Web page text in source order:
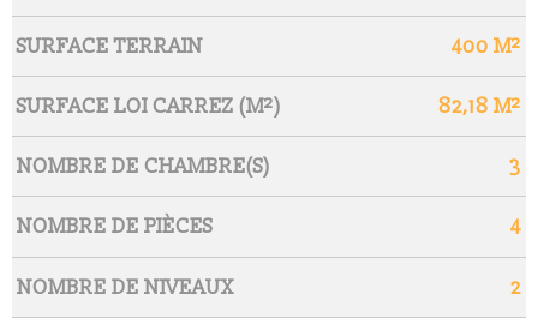
SURFACE TERRAIN 400 M²
SURFACE LOI CARREZ (M²) 82,18 M²
NOMBRE DE CHAMBRE(S) 3
NOMBRE DE PIÈCES 4
NOMBRE DE NIVEAUX 2